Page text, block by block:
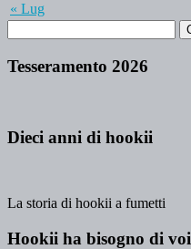
« Lug
Tesseramento 2026
Dieci anni di hookii
La storia di hookii a fumetti
Hookii ha bisogno di voi